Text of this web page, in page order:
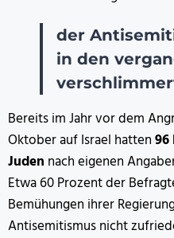
der
in den
Bereits im Jahr vor dem
Oktober auf Israel hatten96
Juden nach eigenen
Etwa 60 Prozent der
Bemühungen ihrer
Antisemitismus nicht